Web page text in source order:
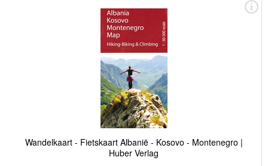
Wandelkaart - Fietskaart Albanië - Kosovo - Montenegro |
Huber Verlag